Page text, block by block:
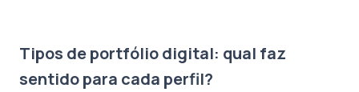
Tipos de portfólio digital: qual faz
sentido para cada perfil?